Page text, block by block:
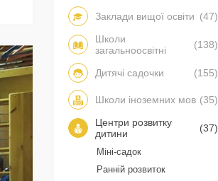
Заклади вищої освіти (47)
Школи
загальноосвітні
(138)
Дитячі садочки (155)
Школи іноземних мов (35)
Центри розвитку
дитини
(37)
Міні-садок
Ранній розвиток